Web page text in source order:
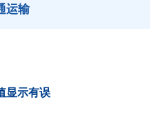
运输
显示有误